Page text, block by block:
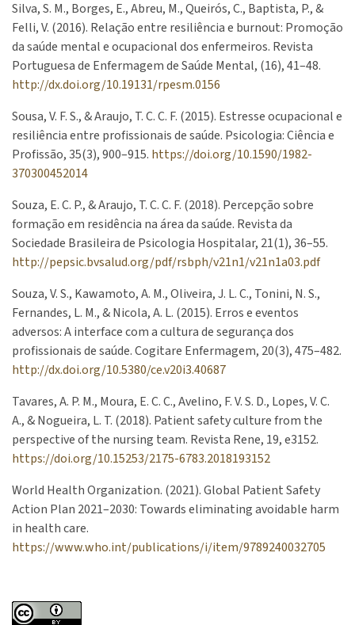
Silva, S. M., Borges, E., Abreu, M., Queirós, C., Baptista, P., &
Felli, V. (2016). Relação entre resiliência e burnout: Promoção
da saúde mental e ocupacional dos enfermeiros. Revista
Portuguesa de Enfermagem de Saúde Mental, (16), 41–48.
http://dx.doi.org/10.19131/rpesm.0156
Sousa, V. F. S., & Araujo, T. C. C. F. (2015). Estresse ocupacional e
resiliência entre profissionais de saúde. Psicologia: Ciência e
Profissão, 35(3), 900–915. https://doi.org/10.1590/1982-
370300452014
Souza, E. C. P., & Araujo, T. C. C. F. (2018). Percepção sobre
formação em residência na área da saúde. Revista da
Sociedade Brasileira de Psicologia Hospitalar, 21(1), 36–55.
http://pepsic.bvsalud.org/pdf/rsbph/v21n1/v21n1a03.pdf
Souza, V. S., Kawamoto, A. M., Oliveira, J. L. C., Tonini, N. S.,
Fernandes, L. M., & Nicola, A. L. (2015). Erros e eventos
adversos: A interface com a cultura de segurança dos
profissionais de saúde. Cogitare Enfermagem, 20(3), 475–482.
http://dx.doi.org/10.5380/ce.v20i3.40687
Tavares, A. P. M., Moura, E. C. C., Avelino, F. V. S. D., Lopes, V. C.
A., & Nogueira, L. T. (2018). Patient safety culture from the
perspective of the nursing team. Revista Rene, 19, e3152.
https://doi.org/10.15253/2175-6783.2018193152
World Health Organization. (2021). Global Patient Safety
Action Plan 2021–2030: Towards eliminating avoidable harm
in health care.
https://www.who.int/publications/i/item/9789240032705